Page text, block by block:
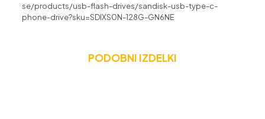
se/products/usb-flash-drives/sandisk-usb-type-c-
phone-drive?sku=SDIXS0N-128G-GN6NE
PODOBNI IZDELKI